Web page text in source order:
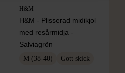
H&M
H&M - Plisserad midikjol
med resårmidja -
Salviagrön
M (38-40) Gott skick